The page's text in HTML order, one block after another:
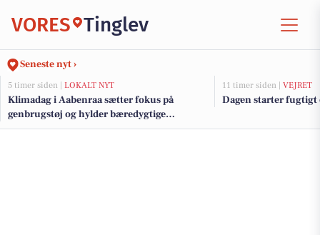
VORES Tinglev
Seneste nyt ›
5 timer siden | LOKALT NYT
Klimadag i Aabenraa sætter fokus på
genbrugstøj og hylder bæredygtige
initiativer med klimapris
11 timer siden | VEJRET
Dagen starter